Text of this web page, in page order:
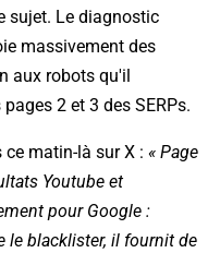
sujet. Le diagnostic
massivement des
aux robots qu'il
2 et 3 des SERPs.
ce matin-là sur X : « Page
Youtube et
pour Google :
le blacklister, il fournit de